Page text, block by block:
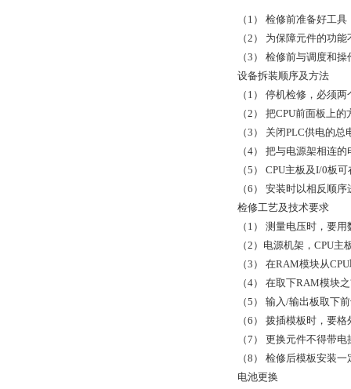
（1） 检修前准备好工具
（2） 为保障元件的功
（3） 检修前与调度和
设备拆装顺序及方法
（1） 停机检修，必须
（2） 把CPU前面板上
（3） 关闭PLC供电的
（4） 把与电源架相连
（5） CPU主板及I/0板
（6） 安装时以相反顺序
检修工艺及技术要求
（1） 测量电压时，要
（2）电源机架，CPU
（3） 在RAM模块从
（4） 在取下RAM模块
（5） 输入/输出板取下
（6） 拨插模板时，要
（7） 更换元件不得带电
（8） 检修后模板安装
电池更换